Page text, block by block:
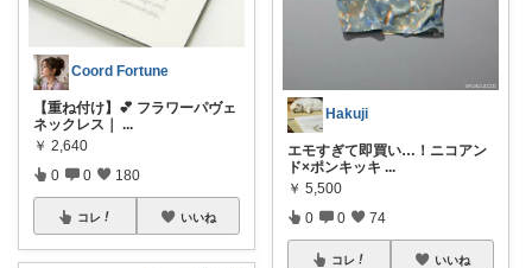
Coord Fortune
【重ね付け】💕 フラワーパヴェ
ネックレス｜ ...
￥ 2,640
0 0 180
コレ いいね
Hakuji
エモすぎて即買い…！ニコアン
ド×ポンキッキ ...
￥ 5,500
0 0 74
コレ いいね